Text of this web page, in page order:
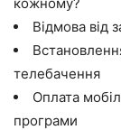
Відмова від
телебачення
Оплата
програми